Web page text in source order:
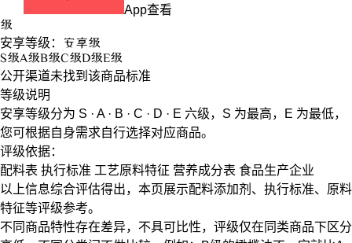
App查看
级
安享等级： 安享级
S级A级B级C级D级E级
公开渠道未找到该商品标准
等级说明
安享等级分为 S · A · B · C · D · E 六级， S 为最高， E 为最低，
您可根据自身需求自行选择对应商品。
评级依据：
配料表 执行标准 工艺原料特征 营养成分表 食品生产企业
以上信息综合评估得出，本页展示配料添加剂 、 执行标准、 原料
特征等评级参考。
不同商品特性存在差异，不具可比性，评级仅在 同类商品下区分